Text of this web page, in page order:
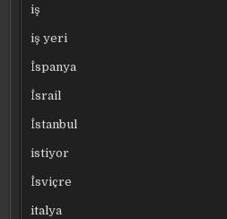
iş
iş yeri
İspanya
İsrail
İstanbul
istiyor
İsviçre
italya